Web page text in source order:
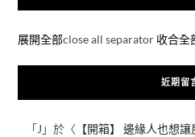
展開全部close all separator 收合全
近期留
「J 」於〈 【開箱】 邊緣人也想